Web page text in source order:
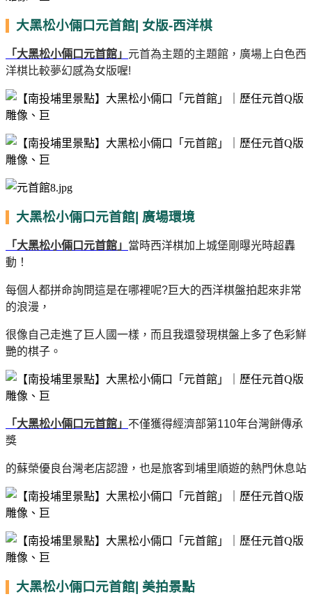
大黑松小倆口元首館| 女版-西洋棋
「大黑松小倆口元首館」 元首為主題的主題館，廣場上白色西
洋棋比較夢幻感為女版喔!
大黑松小倆口元首館| 廣場環境
「大黑松小倆口元首館」 當時西洋棋加上城堡剛曝光時超轟
動！
每個人都拼命詢問這是在哪裡呢?巨大的西洋棋盤拍起來非常
的浪漫，
很像自己走進了巨人國一樣，而且我還發現棋盤上多了色彩鮮
艷的棋子。
「大黑松小倆口元首館」 不僅獲得經濟部第110年台灣餅傳承
獎
的蘇榮優良台灣老店認證， 也是旅客到埔里順遊的熱門休息站
大黑松小倆口元首館| 美拍景點